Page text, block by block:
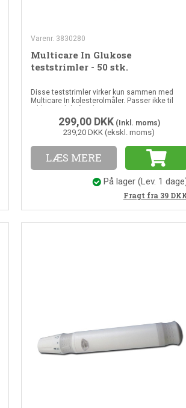
Varenr. 3830280
Multicare In Glukose
teststrimler - 50 stk.
Disse teststrimler virker kun sammen med
Multicare In kolesterolmåler. Passer ikke til
ældre model af Multicare
299,00 DKK(Inkl. moms)
239,20 DKK (ekskl. moms)
LÆS MERE
På lager (Lev. 1
Fragt fra 39